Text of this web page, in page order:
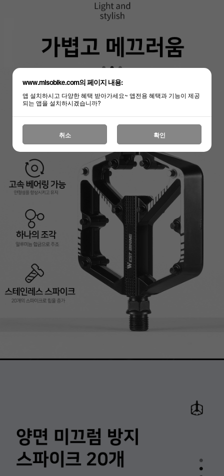
www.misobike.com의 페이지 내용:
앱 설치하시고 다양한 혜택 받아가세요~ 앱전용 혜택과 기능이 제공
되는 앱을 설치하시겠습니까?
취소 확인